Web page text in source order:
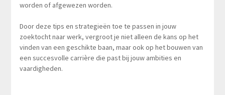
worden of afgewezen worden.
Door deze tips en strategieën toe te passen in jouw
zoektocht naar werk, vergroot je niet alleen de kans op het
vinden van een geschikte baan, maar ook op het bouwen van
een succesvolle carrière die past bij jouw ambities en
vaardigheden.